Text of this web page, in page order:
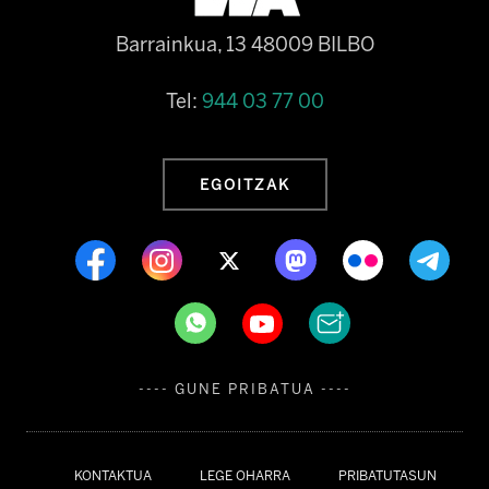
KONTAKTUA LEGE OHARRA PRIBATUTASUN
Barrainkua, 13 48009 BILBO
Tel: 944 03 77 00
EGOITZAK
---- GUNE PRIBATUA ----